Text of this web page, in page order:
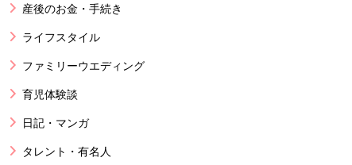
産後のお金・手続き
ライフスタイル
ファミリーウエディング
育児体験談
日記・マンガ
タレント・有名人